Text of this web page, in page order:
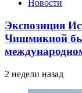
Новости
Экспозиция
Чишмикиой
2 недели назад